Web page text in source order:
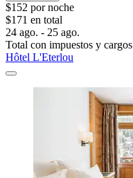
$152 por noche
$171 en total
24 ago. - 25 ago.
Total con impuestos y cargos
Hôtel L'Eterlou